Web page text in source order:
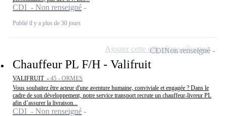
CDI - Non renseigné
Publié il y a plus de 30 jours
Chauffeur PL F/H - Valifruit
VALIFRUIT - 45 - ORMES
Vous souhaitez être acteur d'une aventure humaine, conviviale et engagée ? Dans le
cadre de son développement, notre service transport recrute un chauffeur-livreur PL
afin d’assurer la livraison...
CDI - Non renseigné
CDINon renseigné
Ajouter cette offre à ma sélection